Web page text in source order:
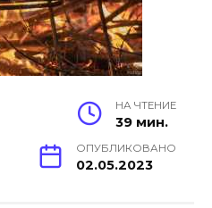
НА ЧТЕНИЕ
39 мин.
ОПУБЛИКОВАНО
02.05.2023